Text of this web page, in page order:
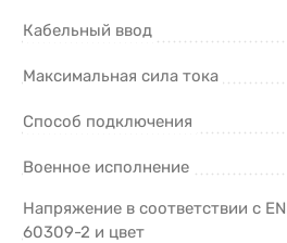
Кабельный ввод
Максимальная сила тока
Способ подключения
Военное исполнение
Напряжение в соответствии с EN
60309-2 и цвет